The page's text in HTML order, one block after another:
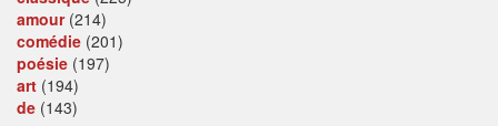
amour(214)
comédie (201)
poésie (197)
art (194)
de (143)